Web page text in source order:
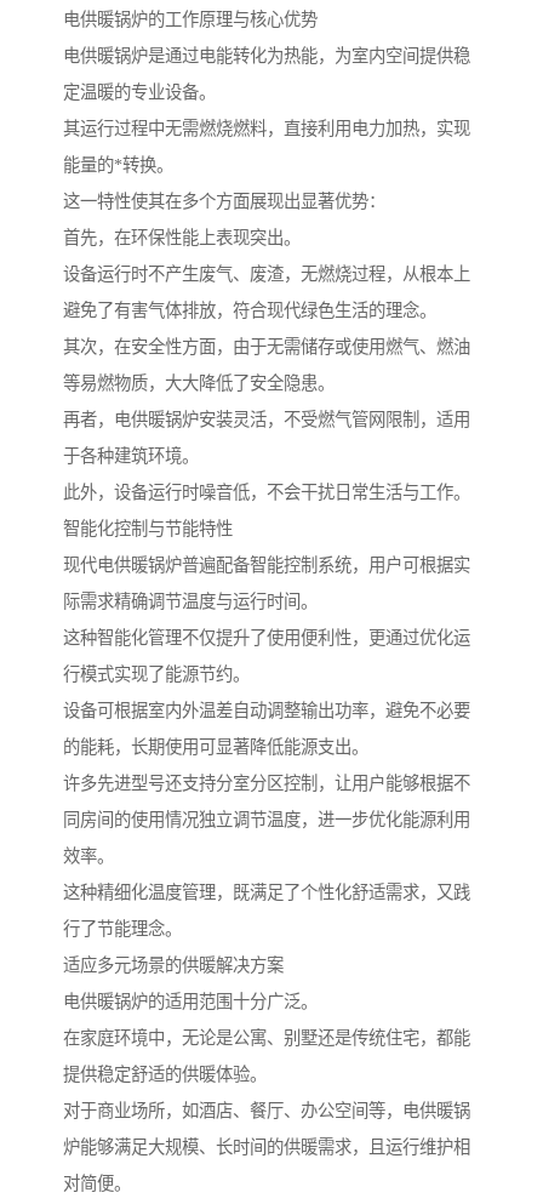
电供暖锅炉的工作原理与核心优势
电供暖锅炉是通过电能转化为热能，为室内空间提供稳
定温暖的专业设备。
其运行过程中无需燃烧燃料，直接利用电力加热，实现
能量的*转换。
这一特性使其在多个方面展现出显著优势：
首先，在环保性能上表现突出。
设备运行时不产生废气、废渣，无燃烧过程，从根本上
避免了有害气体排放，符合现代绿色生活的理念。
其次，在安全性方面，由于无需储存或使用燃气、燃油
等易燃物质，大大降低了安全隐患。
再者，电供暖锅炉安装灵活，不受燃气管网限制，适用
于各种建筑环境。
此外，设备运行时噪音低，不会干扰日常生活与工作。
智能化控制与节能特性
现代电供暖锅炉普遍配备智能控制系统，用户可根据实
际需求精确调节温度与运行时间。
这种智能化管理不仅提升了使用便利性，更通过优化运
行模式实现了能源节约。
设备可根据室内外温差自动调整输出功率，避免不必要
的能耗，长期使用可显著降低能源支出。
许多先进型号还支持分室分区控制，让用户能够根据不
同房间的使用情况独立调节温度，进一步优化能源利用
效率。
这种精细化温度管理，既满足了个性化舒适需求，又践
行了节能理念。
适应多元场景的供暖解决方案
电供暖锅炉的适用范围十分广泛。
在家庭环境中，无论是公寓、别墅还是传统住宅，都能
提供稳定舒适的供暖体验。
对于商业场所，如酒店、餐厅、办公空间等，电供暖锅
炉能够满足大规模、长时间的供暖需求，且运行维护相
对简便。